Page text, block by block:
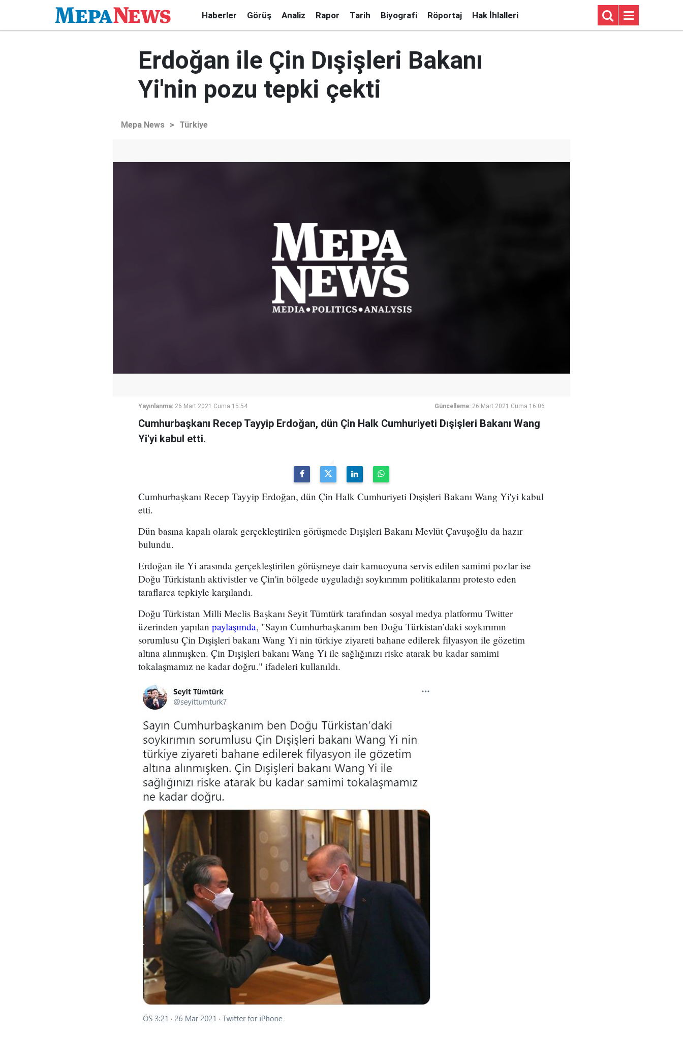
Haberler Görüş Analiz Rapor Tarih Biyografi Röportaj Hak İhlalleri
Erdoğan ile Çin Dışişleri Bakanı
Yi'nin pozu tepki çekti
Mepa News > Türkiye
Yayınlanma: 26 Mart 2021 Cuma 15:54 Güncelleme: 26 Mart 2021 Cuma 16:06
Cumhurbaşkanı Recep Tayyip Erdoğan, dün Çin Halk Cumhuriyeti Dışişleri Bakanı Wang
Yi'yi kabul etti.
Cumhurbaşkanı Recep Tayyip Erdoğan, dün Çin Halk Cumhuriyeti Dışişleri Bakanı Wang Yi'yi kabul
etti.
Dün basına kapalı olarak gerçekleştirilen görüşmede Dışişleri Bakanı Mevlüt Çavuşoğlu da hazır
bulundu.
Erdoğan ile Yi arasında gerçekleştirilen görüşmeye dair kamuoyuna servis edilen samimi pozlar ise
Doğu Türkistanlı aktivistler ve Çin'in bölgede uyguladığı soykırımm politikalarını protesto eden
taraflarca tepkiyle karşılandı.
Doğu Türkistan Milli Meclis Başkanı Seyit Tümtürk tarafından sosyal medya platformu Twitter
üzerinden yapılan paylaşımda, "Sayın Cumhurbaşkanım ben Doğu Türkistan’daki soykırımın
sorumlusu Çin Dışişleri bakanı Wang Yi nin türkiye ziyareti bahane edilerek filyasyon ile gözetim
altına alınmışken. Çin Dışişleri bakanı Wang Yi ile sağlığınızı riske atarak bu kadar samimi
tokalaşmamız ne kadar doğru." ifadeleri kullanıldı.